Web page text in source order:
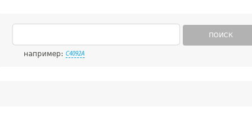
ПОИСК
например: C4092A